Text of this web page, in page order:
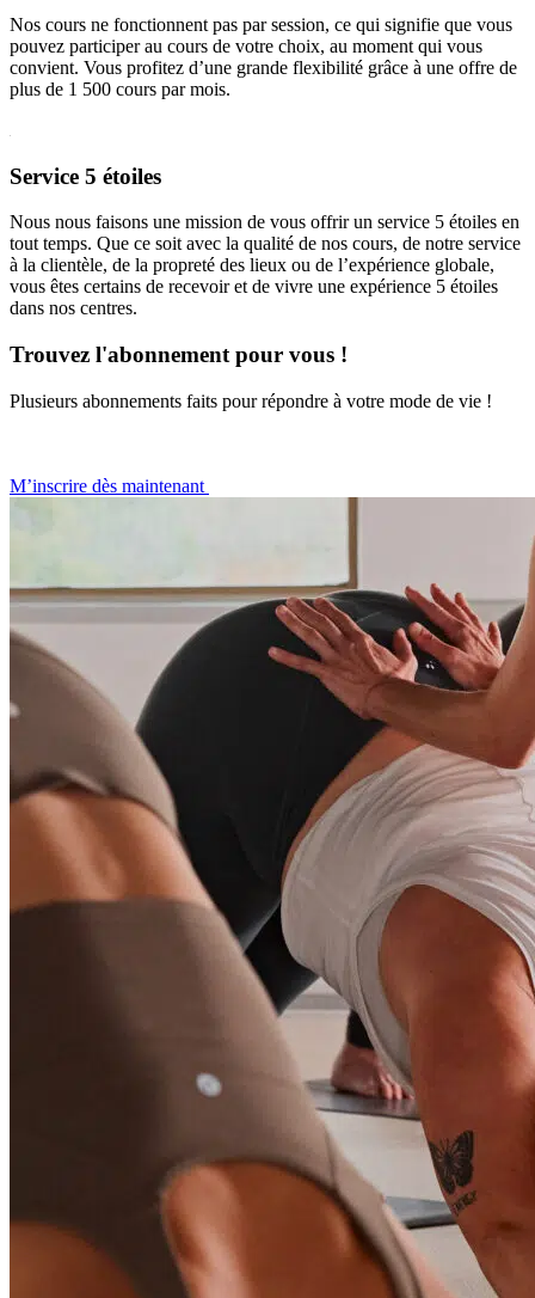
Nos cours ne fonctionnent pas par session, ce qui signifie que vous
pouvez participer au cours de votre choix, au moment qui vous
convient. Vous profitez d’une grande flexibilité grâce à une offre de
plus de 1 500 cours par mois.
Service 5 étoiles
Nous nous faisons une mission de vous offrir un service 5 étoiles en
tout temps. Que ce soit avec la qualité de nos cours, de notre service
à la clientèle, de la propreté des lieux ou de l’expérience globale,
vous êtes certains de recevoir et de vivre une expérience 5 étoiles
dans nos centres.
Trouvez l'abonnement pour vous !
Plusieurs abonnements faits pour répondre à votre mode de vie !
M’inscrire dès maintenant